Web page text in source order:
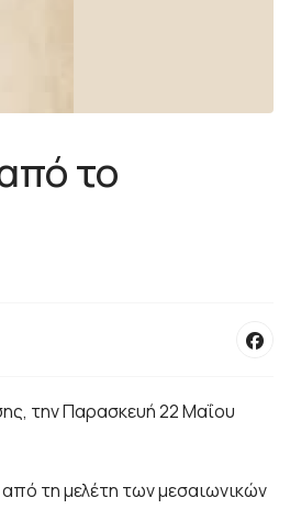
το
την Παρασκευή 22 Μαΐου
τη μελέτη των μεσαιωνικών